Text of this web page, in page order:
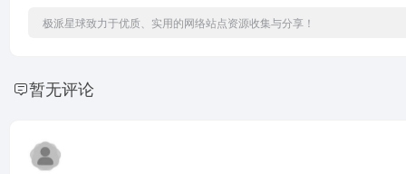
极派星球致力于优质、实用的网络站点资源收集与分享！
暂无评论